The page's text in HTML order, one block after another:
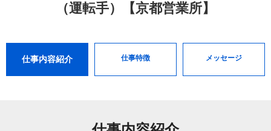
（運転手）【京都営業所】
仕事内容紹介 仕事特徴 メッセージ